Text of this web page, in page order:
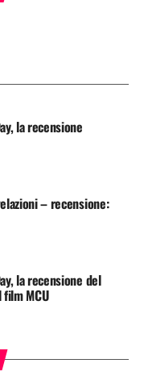
la recensione
– recensione:
la recensione del
MCU